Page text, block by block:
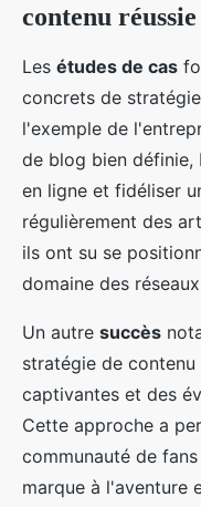
contenu réussie
Les études de cas
concrets de
l'exemple de
de blog bien
en ligne et fidéliser
régulièrement des
ils ont su se
domaine des
Un autre succès
stratégie de
captivantes et des
Cette approche a
communauté de
marque à l'aventure